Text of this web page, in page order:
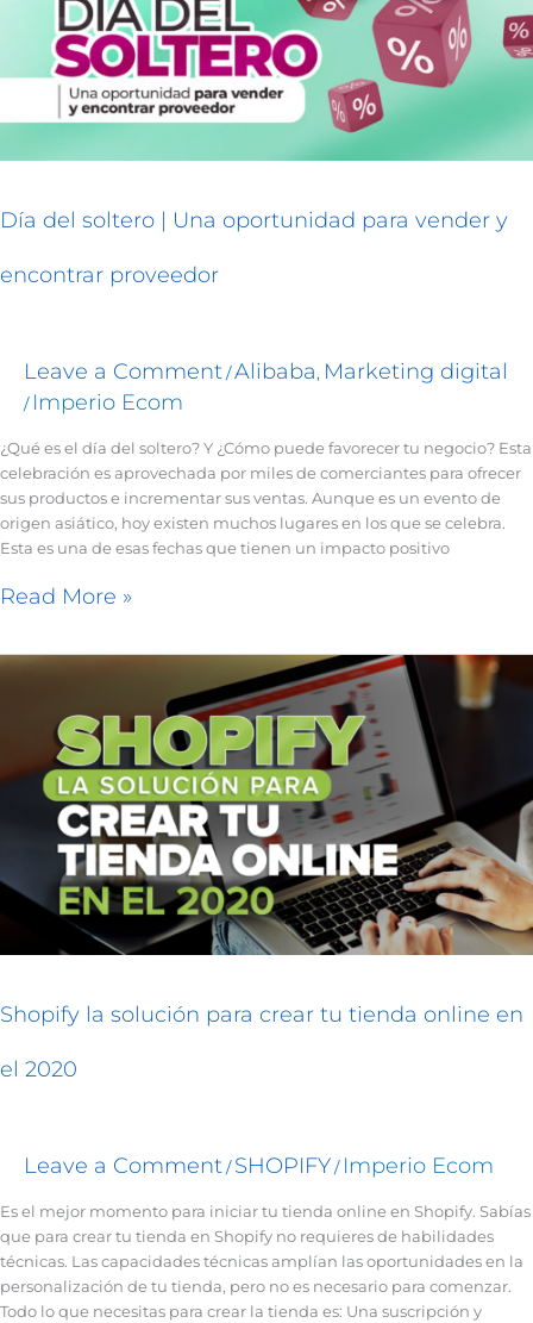
Día del soltero | Una oportunidad para vender y
encontrar proveedor
Leave a Comment/Alibaba, Marketing digital
/ Imperio Ecom
¿Qué es el día del soltero? Y ¿Cómo puede favorecer tu negocio? Esta
celebración es aprovechada por miles de comerciantes para ofrecer
sus productos e incrementar sus ventas. Aunque es un evento de
origen asiático, hoy existen muchos lugares en los que se celebra.
Esta es una de esas fechas que tienen un impacto positivo
vender
y
encontrar
proveedor
Read More »
Shopify la solución para crear tu tienda online en
el 2020
Leave a Comment/SHOPIFY/ Imperio Ecom
Es el mejor momento para iniciar tu tienda online en Shopify. Sabías
que para crear tu tienda en Shopify no requieres de habilidades
técnicas. Las capacidades técnicas amplían las oportunidades en la
personalización de tu tienda, pero no es necesario para comenzar.
Todo lo que necesitas para crear la tienda es: Una suscripción y
Shopify
solución
crear
tienda
online
el
2020